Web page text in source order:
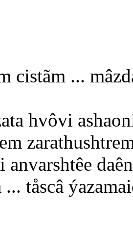
cistãm ...
hvôvi
anvarshtêe
... tåscâ